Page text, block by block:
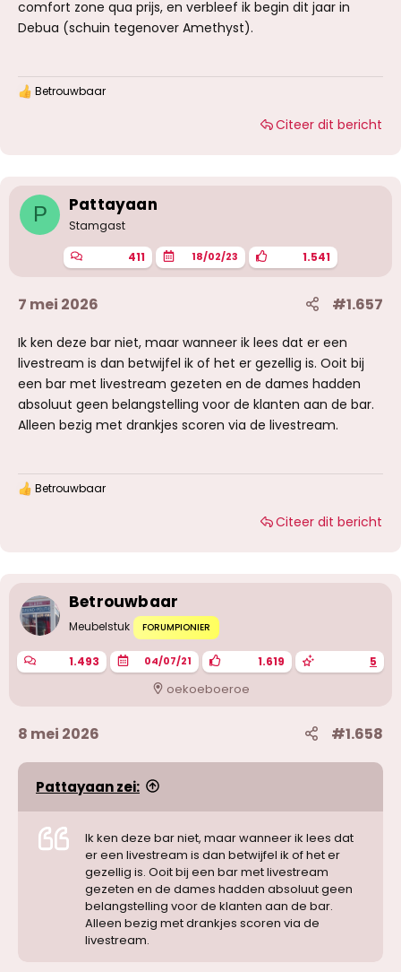
comfort zone qua prijs, en verbleef ik begin dit jaar in
Debua (schuin tegenover Amethyst).
W
n
g
Betrouwbaar
Citeer dit bericht
P Pattayaan
Stamgast
411 18/02/23 1.541
7 mei 2026 #1.657
Ik ken deze bar niet, maar wanneer ik lees dat er een
livestream is dan betwijfel ik of het er gezellig is. Ooit bij
een bar met livestream gezeten en de dames hadden
absoluut geen belangstelling voor de klanten aan de bar.
Alleen bezig met drankjes scoren via de livestream.
W
n
g
n
:
Betrouwbaar
Citeer dit bericht
Betrouwbaar
Meubelstuk FORUMPIONIER
1.493 04/07/21 1.619 5
oekoeboeroe
8 mei 2026 #1.658
Pattayaan zei:
Ik ken deze bar niet, maar wanneer ik lees dat
er een livestream is dan betwijfel ik of het er
gezellig is. Ooit bij een bar met livestream
gezeten en de dames hadden absoluut geen
belangstelling voor de klanten aan de bar.
Alleen bezig met drankjes scoren via de
livestream.